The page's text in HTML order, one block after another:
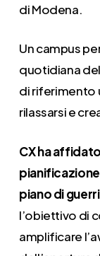
di Modena.
Un campus
quotidiana
di riferimento
rilassarsi e
CX ha
piano di
l’obiettivo di
amplificare